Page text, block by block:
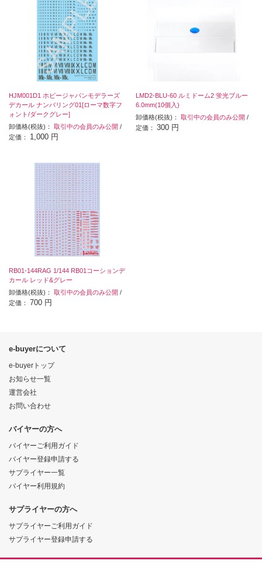
HJM001D1 ホビージャパンモデラーズ
デカール ナンバリング01[ローマ数字フ
ォント/ダークグレー]
卸価格(税抜)： 取引中の会員のみ公開 /
定価： 1,000 円
LMD2-BLU-60 ルミドーム2 蛍光ブルー
6.0mm(10個入)
卸価格(税抜)：取引中の会員のみ公開 /
定価：300 円
RB01-144RAG 1/144 RB01コーションデ
カール レッド&グレー
卸価格(税抜)： 取引中の会員のみ公開 /
定価： 700 円
e-buyerについて
e-buyerトップ
お知らせ一覧
運営会社
お問い合わせ
バイヤーの方へ
バイヤーご利用ガイド
バイヤー登録申請する
サプライヤー一覧
バイヤー利用規約
サプライヤーの方へ
サプライヤーご利用ガイド
サプライヤー登録申請する